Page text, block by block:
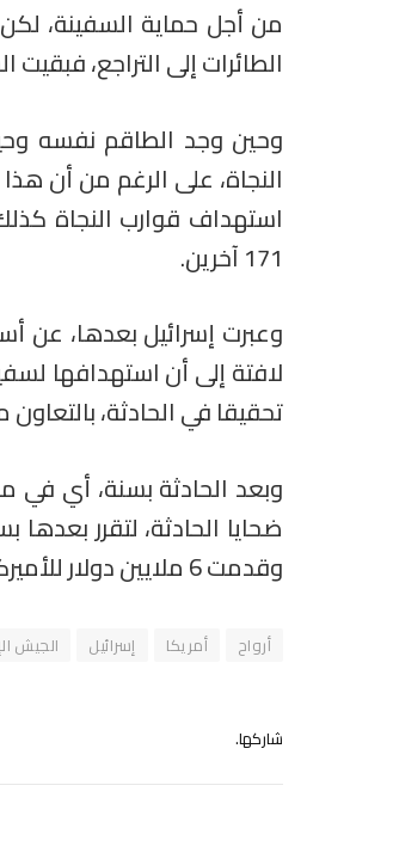
من أجل حماية السفينة، لكن
الطائرات إلى التراجع،
وحين وجد الطاقم نفسه
النجاة، على الرغم من أن
171 آخرين.
وعبرت إسرائيل بعدها، عن
لافتة إلى أن استهدافها
تحقيقا في الحادثة،
وقدمت 6 ملايين دولار للأميركيين، كتعويض آخر في بداية الثمانينات.
أرواح أمريكا إسرائيل الجيش
شاركها.